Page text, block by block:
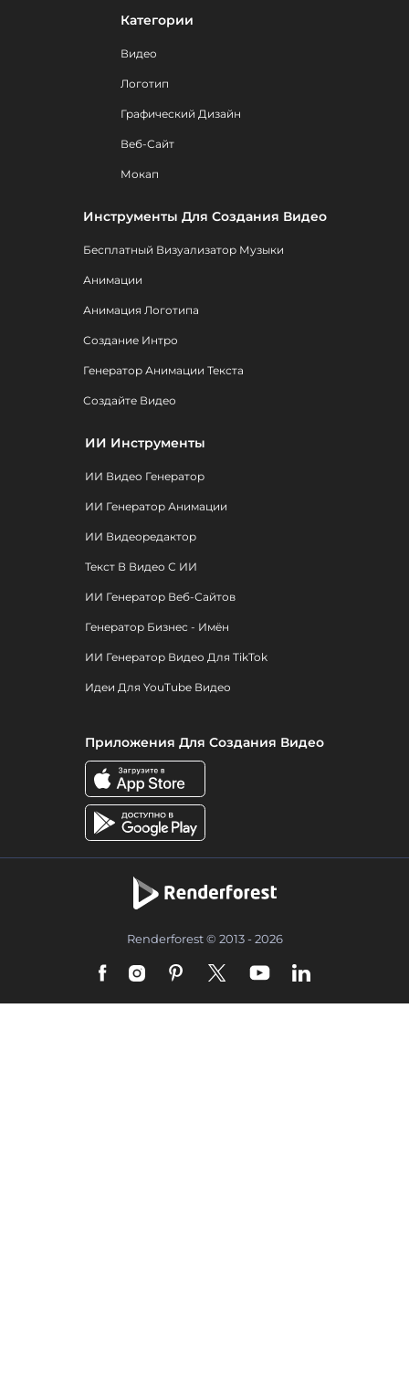
Категории
Видео
Логотип
Графический Дизайн
Веб-Сайт
Мокап
Инструменты Для Создания Видео
Бесплатный Визуализатор Музыки
Анимации
Анимация Логотипа
Создание Интро
Генератор Анимации Текста
Создайте Видео
ИИ Инструменты
ИИ Видео Генератор
ИИ Генератор Анимации
ИИ Видеоредактор
Текст В Видео С ИИ
ИИ Генератор Веб-Сайтов
Генератор Бизнес - Имён
ИИ Генератор Видео Для TikTok
Идеи Для YouTube Видео
Приложения Для Создания Видео
Renderforest © 2013 - 2026